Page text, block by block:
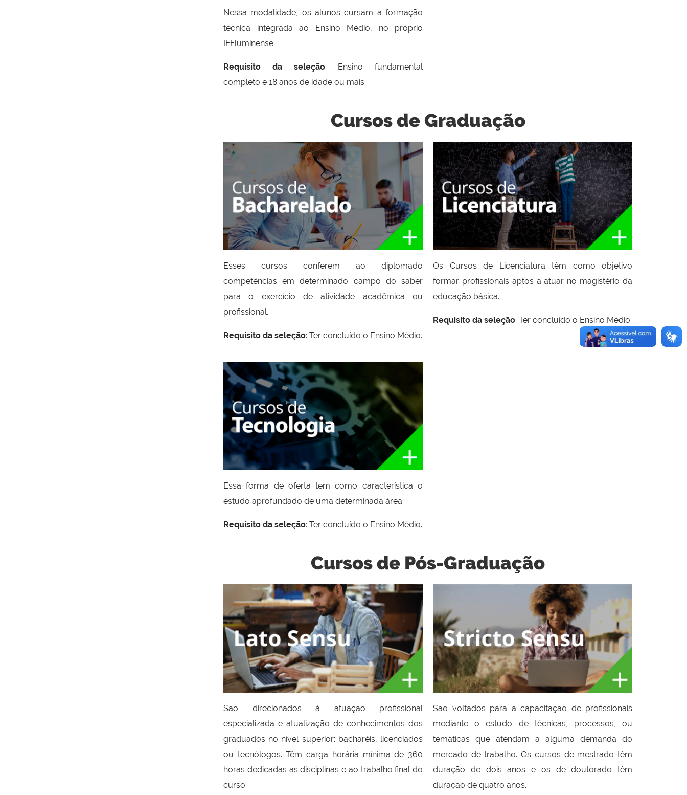
Nessa modalidade, os alunos cursam a formação
técnica integrada ao Ensino Médio, no próprio
IFFluminense.
Requisito da seleção: Ensino fundamental
completo e 18 anos de idade ou mais.
Cursos de Graduação
Esses cursos conferem ao diplomado
competências em determinado campo do saber
para o exercício de atividade acadêmica ou
profissional.
Requisito da seleção: Ter concluído o Ensino Médio.
Os Cursos de Licenciatura têm como objetivo
formar profissionais aptos a atuar no magistério da
educação básica.
Requisito da seleção: Ter concluído o Ensino Médio.
Essa forma de oferta tem como característica o
estudo aprofundado de uma determinada área.
Requisito da seleção: Ter concluído o Ensino Médio.
Cursos de Pós-Graduação
São direcionados à atuação profissional
especializada e atualização de conhecimentos dos
graduados no nível superior: bacharéis, licenciados
ou tecnólogos. Têm carga horária mínima de 360
horas dedicadas as disciplinas e ao trabalho final do
curso.
São voltados para a capacitação de profissionais
mediante o estudo de técnicas, processos, ou
temáticas que atendam a alguma demanda do
mercado de trabalho. Os cursos de mestrado têm
duração de dois anos e os de doutorado têm
duração de quatro anos.